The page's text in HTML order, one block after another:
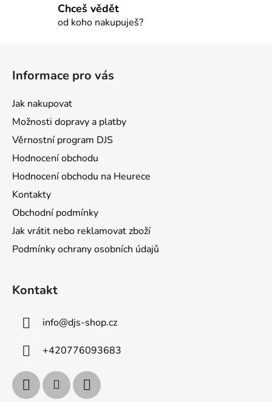
ý
Chceš vědět
od koho nakupuješ?
Informace pro vás
Jak nakupovat
Možnosti dopravy a platby
Věrnostní program DJS
Hodnocení obchodu
Hodnocení obchodu na Heurece
Kontakty
Obchodní podmínky
Jak vrátit nebo reklamovat zboží
Podmínky ochrany osobních údajů
Kontakt
info@djs-shop.cz
+420776093683